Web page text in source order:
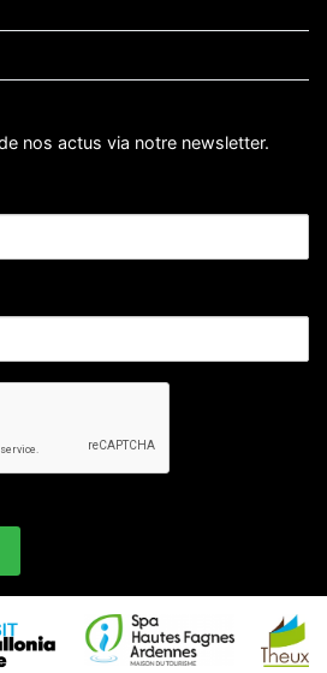
nos actus via notre newsletter.